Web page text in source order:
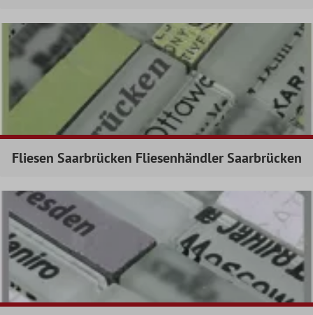
Fliesen Saarbrücken Fliesenhändler Saarbrücken